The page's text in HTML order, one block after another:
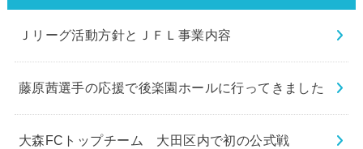
Ｊリーグ活動方針とＪＦＬ事業内容
藤原茜選手の応援で後楽園ホールに行ってきました
大森FCトップチーム 大田区内で初の公式戦